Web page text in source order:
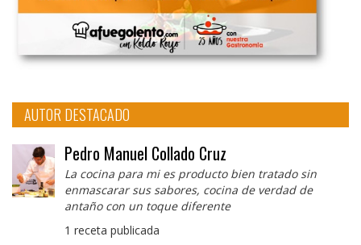
AUTOR DESTACADO
Pedro Manuel Collado Cruz
La cocina para mi es producto bien tratado sin
enmascarar sus sabores, cocina de verdad de
antaño con un toque diferente
1 receta publicada